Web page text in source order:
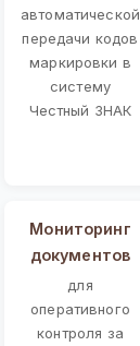
автоматической
передачи кодов
маркировки в
систему
Честный ЗНАК
Мониторинг
документов
для
оперативного
контроля за